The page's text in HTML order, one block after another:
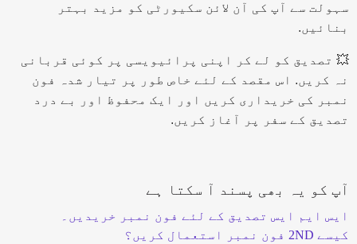
سہولت سے آپ کی آن لائن سکیورٹی کو مزید بہتر
بنائیں.
💥 تصدیق کو لے کر اپنی پرائیویسی پر کوئی قربانی
نہ کریں. اس مقصد کے لئے خاص طور پر تیار شدہ فون
نمبر کی خریداری کریں اور ایک محفوظ اور بے درد
تصدیق کے سفر پر آغاز کریں.
آپ کو یہ بھی پسند آ سکتا ہے
ایس ایم ایس تصدیق کے لئے فون نمبر خریدیں۔
کیسے 2ND فون نمبر استعمال کریں؟